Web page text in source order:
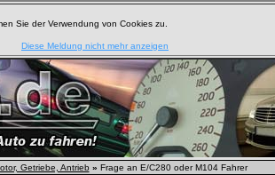
Sie der Verwendung von Cookies zu.
Diese Meldung nicht mehr anzeigen
Getriebe, Antrieb » Frage an E/C280 oder M104 Fahrer